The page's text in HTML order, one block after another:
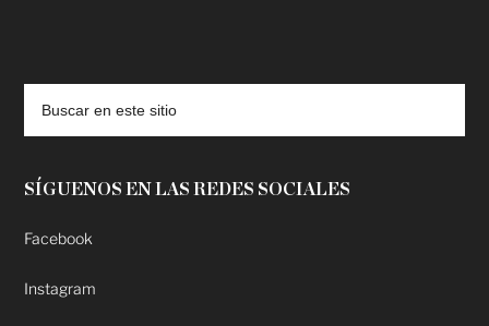
SÍGUENOS EN LAS REDES SOCIALES
Facebook
Instagram